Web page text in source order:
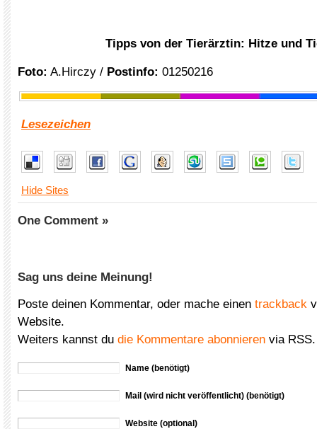
Tipps von der Tierärztin: Hitze und
Foto: A.Hirczy / Postinfo: 01250216
Lesezeichen
Hide Sites
One Comment »
Sag uns deine Meinung!
Poste deinen Kommentar, oder mache einen trackback
Website.
Weiters kannst du die Kommentare abonnieren via RSS.
Name (benötigt)
Mail (wird nicht veröffentlicht) (benötigt)
Website (optional)